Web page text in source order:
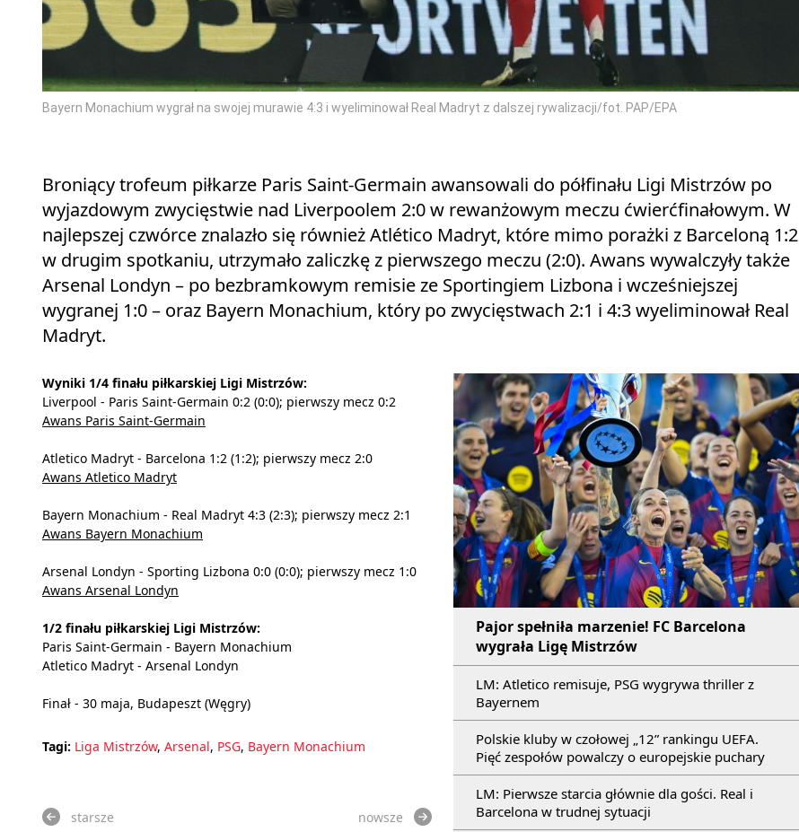
Bayern Monachium wygrał na swojej murawie 4:3 i wyeliminował Real Madryt z dalszej rywalizacji/fot. PAP/EPA
Broniący trofeum piłkarze Paris Saint-Germain awansowali do półfinału Ligi Mistrzów po
wyjazdowym zwycięstwie nad Liverpoolem 2:0 w rewanżowym meczu ćwierćfinałowym. W
najlepszej czwórce znalazło się również Atlético Madryt, które mimo porażki z Barceloną 1:2
w drugim spotkaniu, utrzymało zaliczkę z pierwszego meczu (2:0). Awans wywalczyły także
Arsenal Londyn – po bezbramkowym remisie ze Sportingiem Lizbona i wcześniejszej
wygranej 1:0 – oraz Bayern Monachium, który po zwycięstwach 2:1 i 4:3 wyeliminował Real
Madryt.
Pajor spełniła marzenie! FC Barcelona
wygrała Ligę Mistrzów
LM: Atletico remisuje, PSG wygrywa thriller z
Bayernem
Polskie kluby w czołowej „12” rankingu UEFA.
Pięć zespołów powalczy o europejskie puchary
LM: Pierwsze starcia głównie dla gości. Real i
Barcelona w trudnej sytuacji
Wyniki 1/4 finału piłkarskiej Ligi Mistrzów:
Liverpool - Paris Saint-Germain 0:2 (0:0); pierwszy mecz 0:2
Awans Paris Saint-Germain
Atletico Madryt - Barcelona 1:2 (1:2); pierwszy mecz 2:0
Awans Atletico Madryt
Bayern Monachium - Real Madryt 4:3 (2:3); pierwszy mecz 2:1
Awans Bayern Monachium
Arsenal Londyn - Sporting Lizbona 0:0 (0:0); pierwszy mecz 1:0
Awans Arsenal Londyn
1/2 finału piłkarskiej Ligi Mistrzów:
Paris Saint-Germain - Bayern Monachium
Atletico Madryt - Arsenal Londyn
Finał - 30 maja, Budapeszt (Węgry)
Tagi: Liga Mistrzów, Arsenal, PSG, Bayern Monachium
starsze nowsze